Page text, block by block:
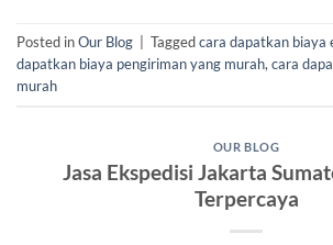
Posted inOur Blog Taggedcara dapatkan biaya
dapatkan biaya pengiriman yang murah,cara
murah
OUR BLOG
Jasa Ekspedisi Jakarta
Terpercaya